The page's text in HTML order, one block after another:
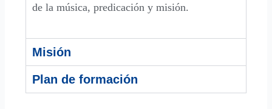
de la música, predicación y misión.
Misión
Plan de formación